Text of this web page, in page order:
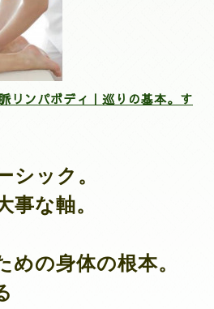
リンパボディ｜巡りの基本。す
シック。
事な軸。
めの身体の根本。